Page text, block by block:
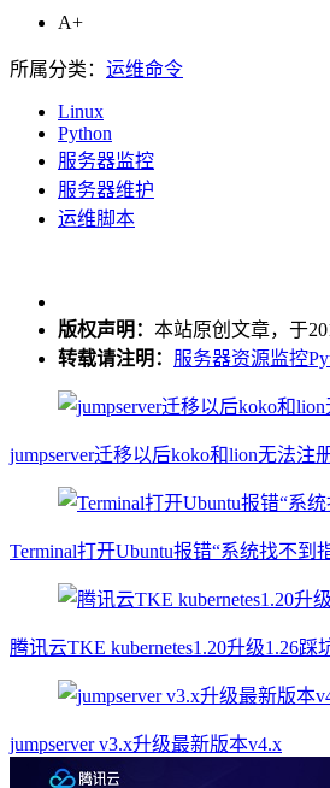
A+
所属分类： 运维命令
Linux
Python
服务器监控
服务器维护
运维脚本
版权声明： 本站原创文章，于
转载请注明： 服务器资源监控
jumpserver迁移以后koko和lion无法注
Terminal打开Ubuntu报错“系统找不到
腾讯云TKE kubernetes1.20升级1.26踩
jumpserver v3.x升级最新版本v4.x